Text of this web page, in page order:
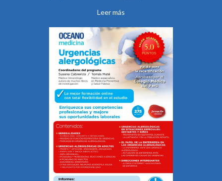
Leer más